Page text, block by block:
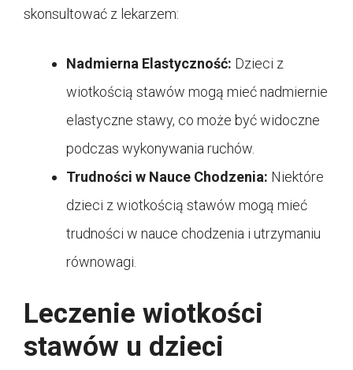
skonsultować z lekarzem:
Nadmierna Elastyczność: Dzieci z
wiotkością stawów mogą mieć nadmiernie
elastyczne stawy, co może być widoczne
podczas wykonywania ruchów.
Trudności w Nauce Chodzenia: Niektóre
dzieci z wiotkością stawów mogą mieć
trudności w nauce chodzenia i utrzymaniu
równowagi.
Leczenie wiotkości
stawów u dzieci